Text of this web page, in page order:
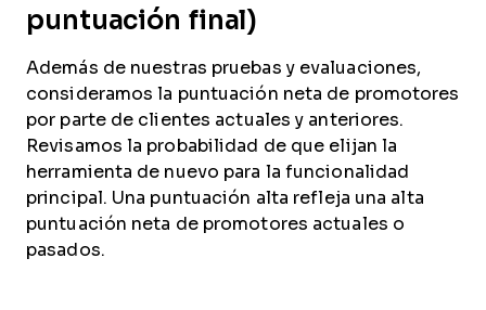
puntuación final)
Además de nuestras pruebas y evaluaciones,
consideramos la puntuación neta de promotores
por parte de clientes actuales y anteriores.
Revisamos la probabilidad de que elijan la
herramienta de nuevo para la funcionalidad
principal. Una puntuación alta refleja una alta
puntuación neta de promotores actuales o
pasados.